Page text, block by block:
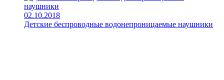
02.10.2018
Детские беспроводные водонепроницаемые наушники